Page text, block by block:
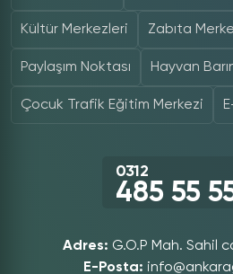
Kültür Merkezleri Zabıta
Paylaşım Noktası Hayvan
Çocuk Trafik Eğitim Merkezi
0312
485 55
Adres: G.O.P Mah. Sahil
E-Posta: